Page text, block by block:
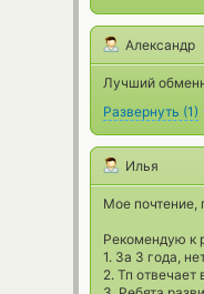
Александр
Лучший
Развернуть (1)
Илья
Мое почтение,
Рекомендую к
1. За 3 года,
2. Тп